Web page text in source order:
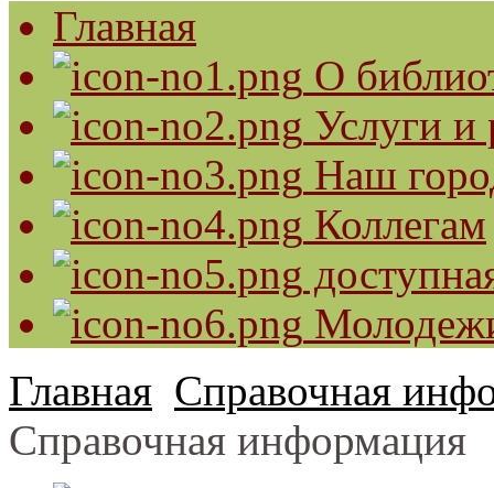
Главная
О
Услуги и
Наш
Коллегам
Главная Справочная
Справочная информация